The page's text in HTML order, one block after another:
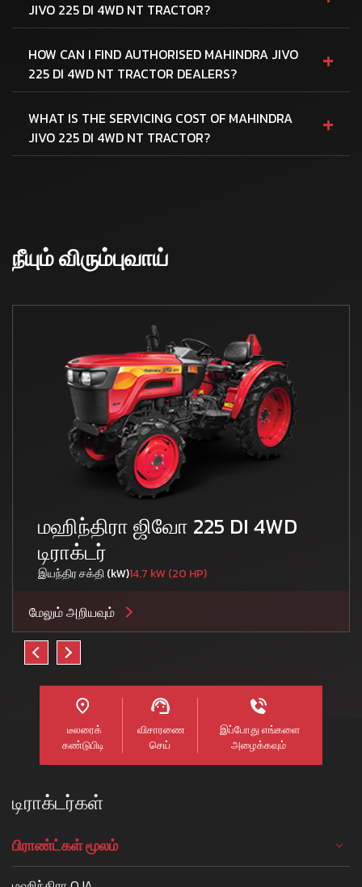
JIVO 225 DI 4WD NT TRACTOR?
HOW CAN I FIND AUTHORISED MAHINDRA JIVO
225 DI 4WD NT TRACTOR DEALERS?
+
WHAT IS THE SERVICING COST OF MAHINDRA
JIVO 225 DI 4WD NT TRACTOR?
+
நீயும் விரும்புவாய்
மஹிந்திரா ஜிவோ 225 DI 4WD
டிராக்டர்
இயந்திர சக்தி (kW)14.7 kW (20 HP)
மேலும் அறியவும்
டீலரைக்
கண்டுபிடி
விசாரணை
செய்
இப்போது எங்களை
அழைக்கவும்
டிராக்டர்கள்
பிராண்ட்கள் மூலம்